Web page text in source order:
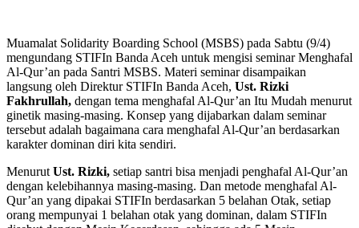
Muamalat Solidarity Boarding School (MSBS) pada Sabtu (9/4)
mengundang STIFIn Banda Aceh untuk mengisi seminar Menghafal
Al-Qur’an pada Santri MSBS. Materi seminar disampaikan
langsung oleh Direktur STIFIn Banda Aceh, Ust. Rizki
Fakhrullah, dengan tema menghafal Al-Qur’an Itu Mudah menurut
ginetik masing-masing. Konsep yang dijabarkan dalam seminar
tersebut adalah bagaimana cara menghafal Al-Qur’an berdasarkan
karakter dominan diri kita sendiri.
Menurut Ust. Rizki, setiap santri bisa menjadi penghafal Al-Qur’an
dengan kelebihannya masing-masing. Dan metode menghafal Al-
Qur’an yang dipakai STIFIn berdasarkan 5 belahan Otak, setiap
orang mempunyai 1 belahan otak yang dominan, dalam STIFIn